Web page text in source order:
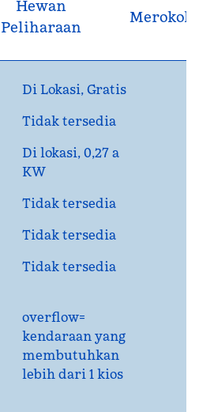
Hewan
Peliharaan
Merokok
Di Lokasi, Gratis
Tidak tersedia
Di lokasi, 0,27 a
KW
Tidak tersedia
Tidak tersedia
Tidak tersedia
overflow=
kendaraan yang
membutuhkan
lebih dari 1 kios